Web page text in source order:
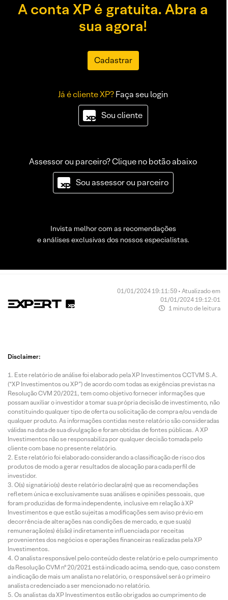
A conta XP é gratuita. Abra a
sua agora!
Cadastrar
Já é cliente XP?Faça seu login
Sou cliente
Assessor ou parceiro? Clique no botão abaixo
Sou assessor ou parceiro
Invista melhor com as recomendações
e análises exclusivas dos nossos especialistas.
01/01/2024 19:11:59 • Atualizado em
01/01/2024 19:12:01
1 minuto de leitura
Disclaimer:
Este relatório de análise foi elaborado pela XP Investimentos CCTVM S.A.
(“XP Investimentos ou XP”) de acordo com todas as exigências previstas na
Resolução CVM 20/2021, tem como objetivo fornecer informações que
possam auxiliar o investidor a tomar sua própria decisão de investimento, não
constituindo qualquer tipo de oferta ou solicitação de compra e/ou venda de
qualquer produto. As informações contidas neste relatório são consideradas
válidas na data de sua divulgação e foram obtidas de fontes públicas. A XP
Investimentos não se responsabiliza por qualquer decisão tomada pelo
cliente com base no presente relatório.
Este relatório foi elaborado considerando a classificação de risco dos
produtos de modo a gerar resultados de alocação para cada perfil de
investidor.
O(s) signatário(s) deste relatório declara(m) que as recomendações
refletem única e exclusivamente suas análises e opiniões pessoais, que
foram produzidas de forma independente, inclusive em relação à XP
Investimentos e que estão sujeitas a modificações sem aviso prévio em
decorrência de alterações nas condições de mercado, e que sua(s)
remuneração(es) é(são) indiretamente influenciada por receitas
provenientes dos negócios e operações financeiras realizadas pela XP
Investimentos.
O analista responsável pelo conteúdo deste relatório e pelo cumprimento
da Resolução CVM nº 20/2021 está indicado acima, sendo que, caso constem
a indicação de mais um analista no relatório, o responsável será o primeiro
analista credenciado a ser mencionado no relatório.
Os analistas da XP Investimentos estão obrigados ao cumprimento de